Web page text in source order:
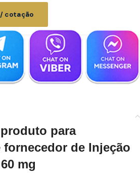
cotação
para
de Injeção
mg